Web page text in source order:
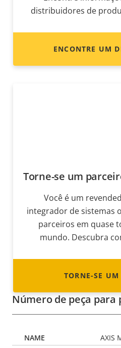
distribuidores de
ENCONTRE UM
Torne-se um
Você é um
integrador de sistemas
parceiros em quase
mundo. Descubra
TORNE-SE UM
Número de peça para
AXIS